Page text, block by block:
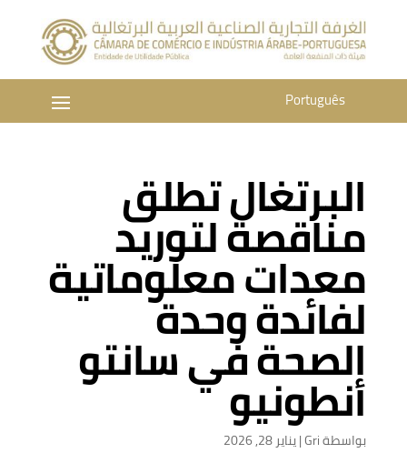
Português
البرتغال تطلق
مناقصة لتوريد
معدات معلوماتية
لفائدة وحدة
الصحة في سانتو
أنطونيو
بواسطةGri
|يناير 28, 2026